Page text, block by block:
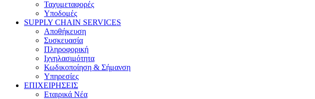
Ταχυμεταφορές
Υποδομές
SUPPLY CHAIN SERVICES
Αποθήκευση
Συσκευασία
Πληροφορική
Ιχνηλασιμότητα
Κωδικοποίηση & Σήμανση
Υπηρεσίες
ΕΠΙΧΕΙΡΗΣΕΙΣ
Εταιρικά Νέα